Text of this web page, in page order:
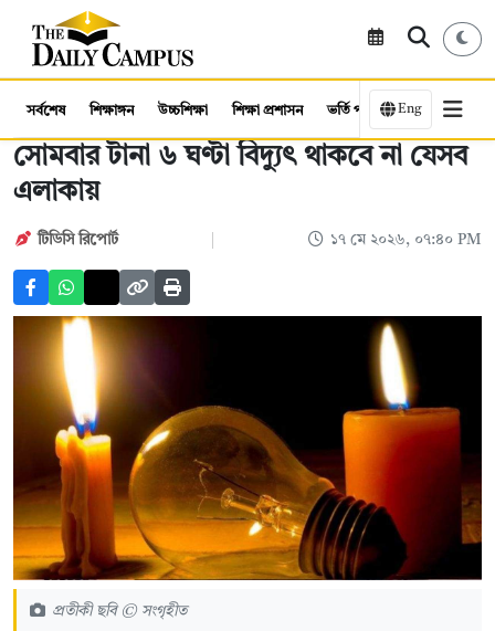
সর্বশেষ শিক্ষাঙ্গন উচ্চশিক্ষা শিক্ষা প্রশাসন ভর্তি পরীক্ষা কর্মসংস্থান
Eng
সোমবার টানা ৬ ঘণ্টা বিদ্যুৎ থাকবে না যেসব
এলাকায়
টিডিসি রিপোর্ট ১৭ মে ২০২৬, ০৭:৪০ PM
প্রতীকী ছবি © সংগৃহীত